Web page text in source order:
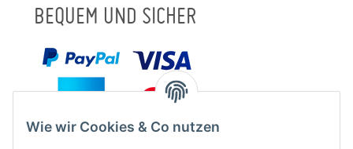
BEQUEM UND SICHER
Wie wir Cookies & Co nutzen